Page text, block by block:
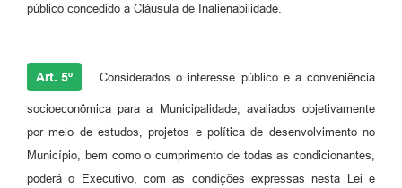
público concedido a Cláusula de Inalienabilidade.
Art. 5º Considerados o interesse público e a conveniência
socioeconômica para a Municipalidade, avaliados objetivamente
por meio de estudos, projetos e política de desenvolvimento no
Município, bem como o cumprimento de todas as condicionantes,
poderá o Executivo, com as condições expressas nesta Lei e